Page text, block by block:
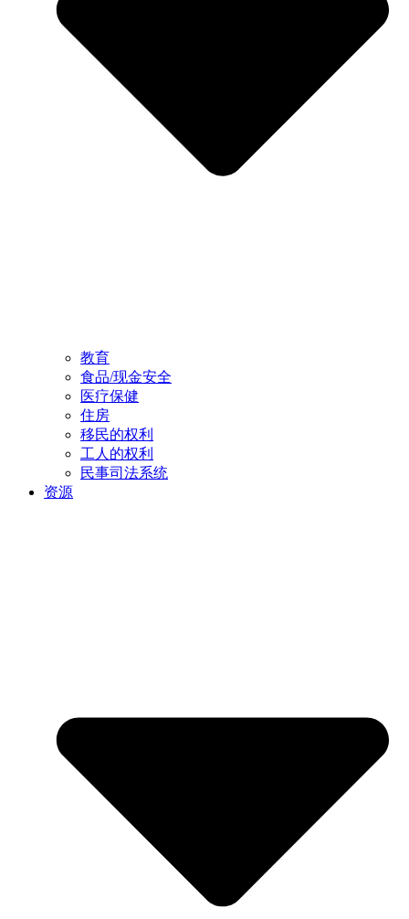
教育
食品/现金安全
医疗保健
住房
移民的权利
工人的权利
民事司法系统
资源